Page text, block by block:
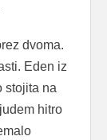
dvoma.
Eden iz
stojita na
hitro